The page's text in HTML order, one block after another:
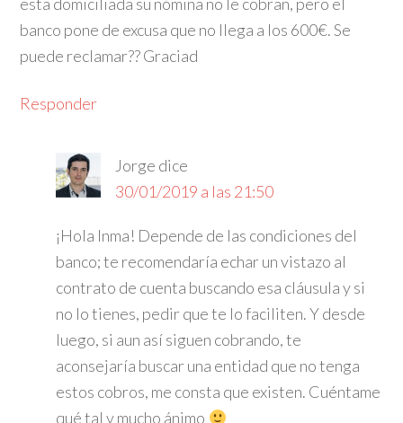
banco pone de excusa que no llega a los 600€. Se
puede reclamar?? Graciad
Responder
Jorge dice
30/01/2019 a las 21:50
¡Hola Inma! Depende de las condiciones del
banco; te recomendaría echar un vistazo al
contrato de cuenta buscando esa cláusula y si
no lo tienes, pedir que te lo faciliten. Y desde
luego, si aun así siguen cobrando, te
aconsejaría buscar una entidad que no tenga
estos cobros, me consta que existen. Cuéntame
qué tal y mucho ánimo